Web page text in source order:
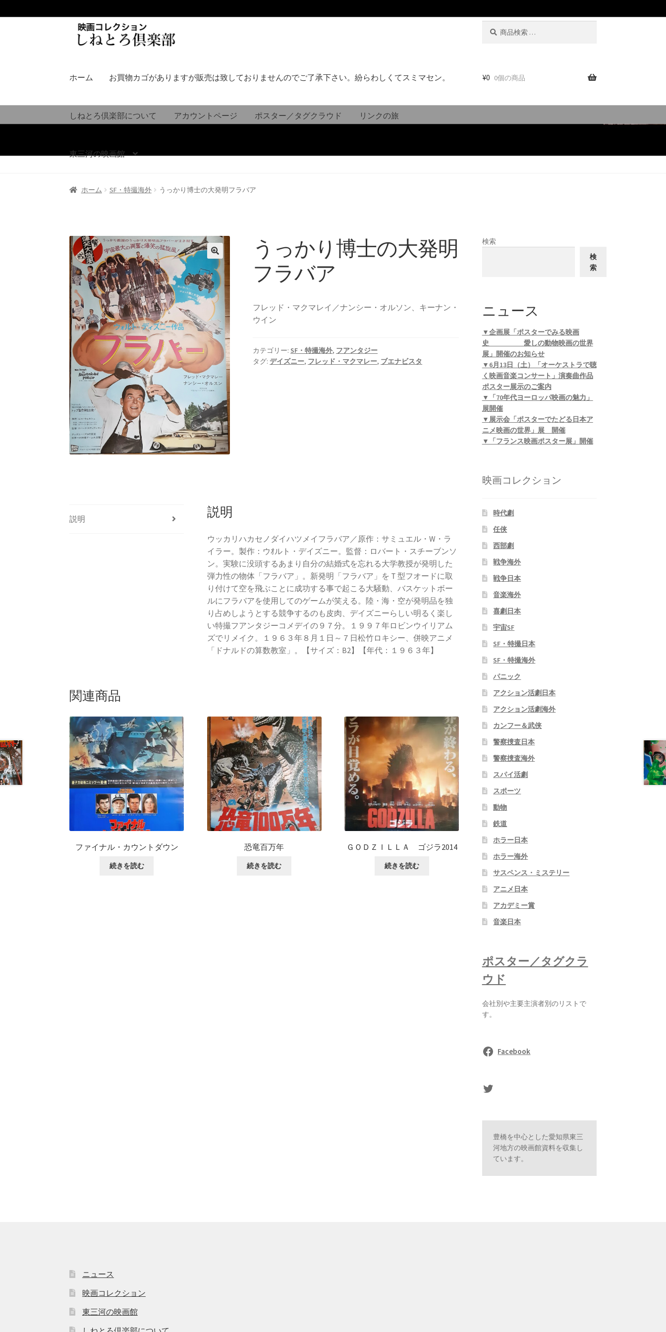
シ
へ
ス
ッ
ツ
キ
ッ
ホーム お買物カゴがありますが販売は致しておりませんのでご了承下さい。紛らわしくてスミマセン。
しねとろ倶楽部について アカウントページ ポスター／タグクラウド リンクの旅
東三河の映画館
¥0 0個の商品
ホーム SF・特撮海外 うっかり博士の大発明フラバア
うっかり博士の大発明
フラバア
フレッド・マクマレイ／ナンシー・オルソン、キーナン・
ウイン
カテゴリー: SF・特撮海外, フアンタジー
タグ:デイズニー, フレッド・マクマレー, ブエナビスタ
説明 説明
ウッカリハカセノダイハツメイフラバア／原作：サミュエル・W・ラ
イラー。製作：ウｵルト・デイズニー。監督：ロバート・スチーブンソ
ン。実験に没頭するあまり自分の結婚式を忘れる大学教授が発明した
弾力性の物体「フラバア」。新発明「フラバア」をＴ型フオードに取
り付けて空を飛ぶことに成功する事で起こる大騒動、バスケットボー
ルにフラバアを使用してのゲームが笑える。陸・海・空が発明品を独
り占めしようとする競争するのも皮肉、デイズニーらしい明るく楽し
い特撮フアンタジーコメデイの９７分。１９９７年ロビンウイリアム
ズでリメイク。１９６３年８月１日～７日松竹ロキシー、併映アニメ
「ドナルドの算数教室」。【サイズ：B2】【年代：１９６３年】
関連商品
ファイナル・カウントダウン
続きを読む
恐竜百万年
続きを読む
ＧＯＤＺＩＬＬＡ ゴジラ2014
続きを読む
検索
検
索
ニュース
▼企画展「ポスターでみる映画
史 愛しの動物映画の世界
展」開催のお知らせ
▼6月13日（土）「オーケストラで聴
く映画音楽コンサート」演奏曲作品
ポスター展示のご案内
▼「70年代ヨーロッパ映画の魅力」
展開催
▼展示会「ポスターでたどる日本ア
ニメ映画の世界」展 開催
▼「フランス映画ポスター展」開催
映画コレクション
時代劇
任侠
西部劇
戦争海外
戦争日本
音楽海外
喜劇日本
宇宙SF
SF・特撮日本
SF・特撮海外
パニック
アクション活劇日本
アクション活劇海外
カンフー＆武侠
警察捜査日本
警察捜査海外
スパイ活劇
スポーツ
動物
鉄道
ホラー日本
ホラー海外
サスペンス・ミステリー
アニメ日本
アカデミー賞
音楽日本
ポスター／タグクラ
ウド
会社別や主要主演者別のリストで
す。
Facebook
sasaki's Twitter
豊橋を中心とした愛知県東三
河地方の映画館資料を収集し
ています。
ニュース
映画コレクション
東三河の映画館